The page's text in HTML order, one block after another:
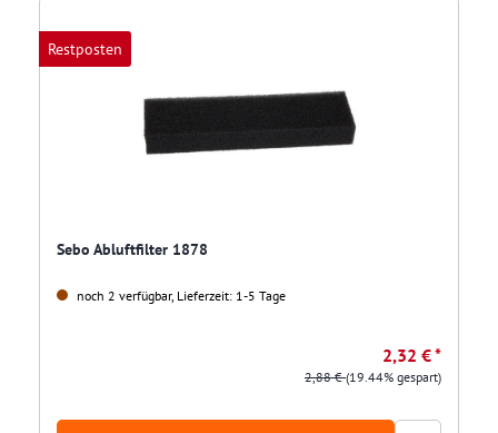
Restposten
Sebo Abluftfilter 1878
noch 2 verfügbar, Lieferzeit: 1-5 Tage
2,32 € *
2,88 €(19.44% gespart)